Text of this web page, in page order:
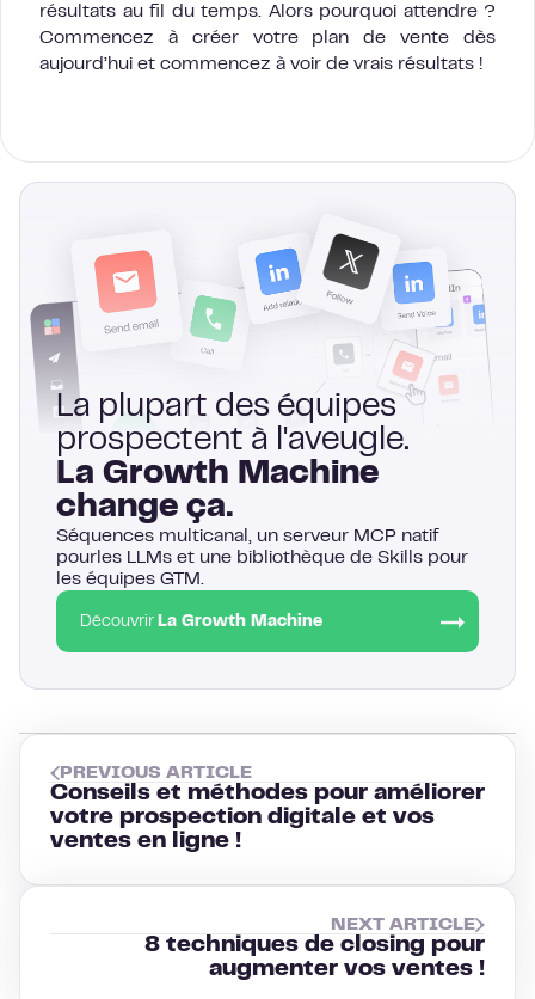
résultats au fil du temps. Alors pourquoi attendre ?
Commencez à créer votre plan de vente dès
aujourd’hui et commencez à voir de vrais résultats !
La plupart des équipes
prospectent à l'aveugle.
La Growth Machine
change ça.
Séquences multicanal, un serveur MCP natif
pourles LLMs et une bibliothèque de Skills pour
les équipes GTM.
Découvrir La Growth Machine
PREVIOUS ARTICLE
Conseils et méthodes pour améliorer
votre prospection digitale et vos
ventes en ligne !
NEXT ARTICLE
8 techniques de closing pour
augmenter vos ventes !